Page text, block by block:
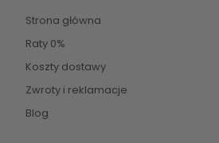
Strona główna
Raty 0%
Koszty dostawy
Zwroty i reklamacje
Blog